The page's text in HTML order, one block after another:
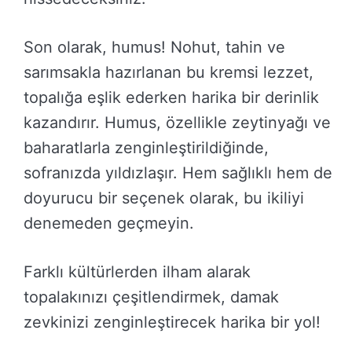
Son olarak, humus! Nohut, tahin ve
sarımsakla hazırlanan bu kremsi lezzet,
topalığa eşlik ederken harika bir derinlik
kazandırır. Humus, özellikle zeytinyağı ve
baharatlarla zenginleştirildiğinde,
sofranızda yıldızlaşır. Hem sağlıklı hem de
doyurucu bir seçenek olarak, bu ikiliyi
denemeden geçmeyin.
Farklı kültürlerden ilham alarak
topalakınızı çeşitlendirmek, damak
zevkinizi zenginleştirecek harika bir yol!